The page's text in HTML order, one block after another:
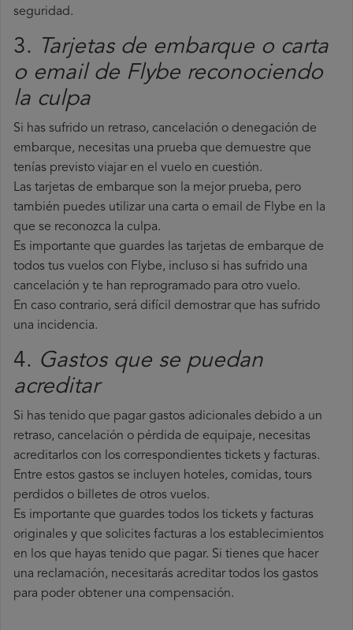
seguridad.
3.
Tarjetas de embarque o carta
o email de Flybe reconociendo
la culpa
Si has sufrido un retraso, cancelación o denegación de
embarque, necesitas una prueba que demuestre que
tenías previsto viajar en el vuelo en cuestión.
Las tarjetas de embarque son la mejor prueba, pero
también puedes utilizar una carta o email de Flybe en la
que se reconozca la culpa.
Es importante que guardes las tarjetas de embarque de
todos tus vuelos con Flybe, incluso si has sufrido una
cancelación y te han reprogramado para otro vuelo.
En caso contrario, será difícil demostrar que has sufrido
una incidencia.
4. Gastos que se puedan
acreditar
Si has tenido que pagar gastos adicionales debido a un
retraso, cancelación o pérdida de equipaje, necesitas
acreditarlos con los correspondientes tickets y facturas.
Entre estos gastos se incluyen hoteles, comidas, tours
perdidos o billetes de otros vuelos.
Es importante que guardes todos los tickets y facturas
originales y que solicites facturas a los establecimientos
en los que hayas tenido que pagar. Si tienes que hacer
una reclamación, necesitarás acreditar todos los gastos
para poder obtener una compensación.